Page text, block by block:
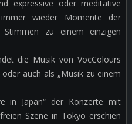
expressive oder meditative
wieder Momente der
Stimmen zu einem einzigen
die Musik von VocColours
auch als „Musik zu einem
in Japan“ der Konzerte mit
Szene in Tokyo erschien